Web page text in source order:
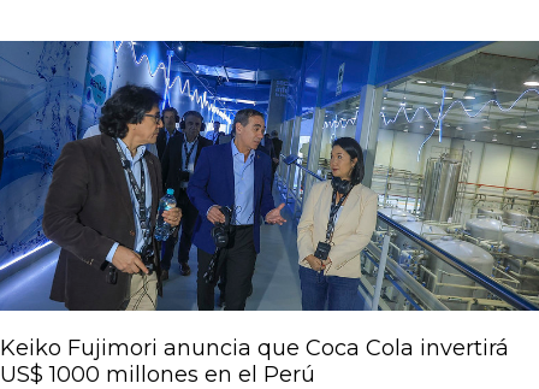
Keiko Fujimori anuncia que Coca Cola invertirá
US$ 1000 millones en el Perú